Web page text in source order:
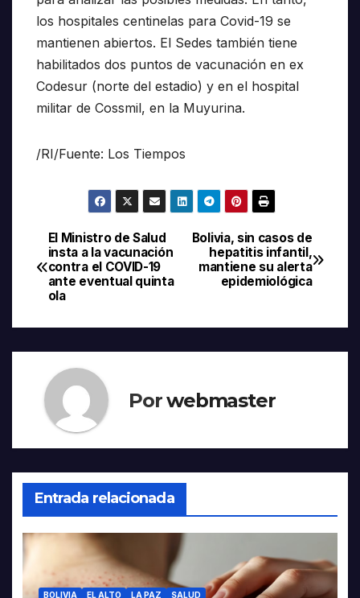
los hospitales centinelas para Covid-19 se
mantienen abiertos. El Sedes también tiene
habilitados dos puntos de vacunación en ex
Codesur (norte del estadio) y en el hospital
militar de Cossmil, en la Muyurina.
/RI/Fuente: Los Tiempos
Navegación
de
Bolivia, sin casos de
hepatitis infantil,
mantiene su alerta
epidemiológica
El Ministro de Salud
insta a la vacunación
contra el COVID-19
ante eventual quinta
ola
Porwebmaster
Entrada relacionada
BOLIVIA EL ALTO LA PAZ SALUD